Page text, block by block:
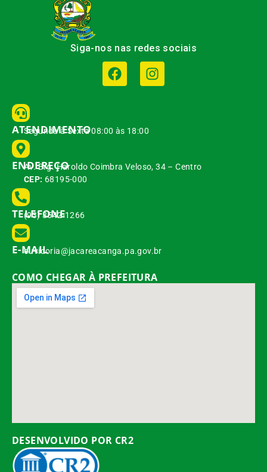
Siga-nos nas redes sociais
ATENDIMENTO
Segunda à Sexta 08:00 às 18:00
ENDEREÇO
Av. Brg. Haroldo Coimbra Veloso, 34 – Centro
CEP: 68195-000
TELEFONE
(93) 3542-1266
E-MAIL
ouvidoria@jacareacanga.pa.gov.br
COMO CHEGAR À PREFEITURA
DESENVOLVIDO POR CR2